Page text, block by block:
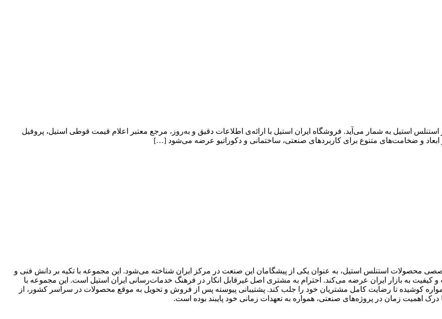
استیل به شمار می‌آید. فروشگاه ایران استیل با ارائه‌ی اطلاعات دقیق و به‌روز، مرجع معتبر اعلام قیمت قوطی استیل، پروفیل
محصولات استنلس استیل، به عنوان یکی از پیشگامان این صنعت در مرکز ایران شناخته می‌شود. این مجموعه با تکیه بر دانش فنی و
و کیفیت به بازار ایران عرضه می‌کند. احترام به مشتری اصل غیرقابل انکار در فرهنگ خدمات‌رسانی ایران استیل است. این مجموعه با
کوشیده تا رضایت کامل مشتریان خود را جلب کند. پشتیبانی پیوسته پس از فروش و تحویل به موقع محصولات در سراسر کشور، از
اهمیت زمان در پروژه‌های صنعتی، همواره به تعهدات زمانی خود پایبند بوده است.